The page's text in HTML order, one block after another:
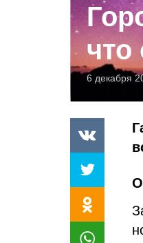
что
6 декабря